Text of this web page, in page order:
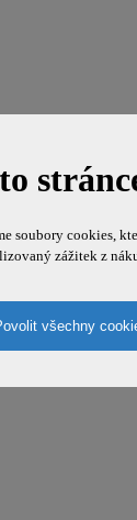
soubory cookies,
zážitek z